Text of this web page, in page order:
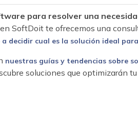
para resolver una
en SoftDoit te ofrecemos una
decidir cual es la solución ideal
nuestras guías y tendencias sobre
soluciones que optimizarán